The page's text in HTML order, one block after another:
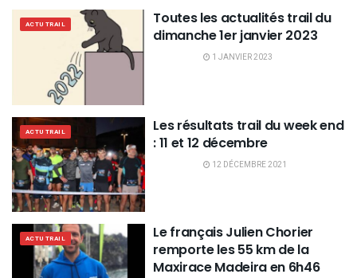
ACTU TRAIL
Toutes les actualités trail du
dimanche 1er janvier 2023
1 JANVIER 2023
ACTU TRAIL
Les résultats trail du week end
: 11 et 12 décembre
12 DÉCEMBRE 2021
ACTU TRAIL
Le français Julien Chorier
remporte les 55 km de la
Maxirace Madeira en 6h46